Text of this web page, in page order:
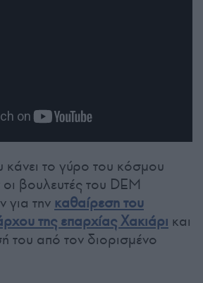
κάνει το γύρο του κόσμου
βουλευτές του DEM
για την καθαίρεση του
της επαρχίας Χακιάρι και
του από τον διορισμένο